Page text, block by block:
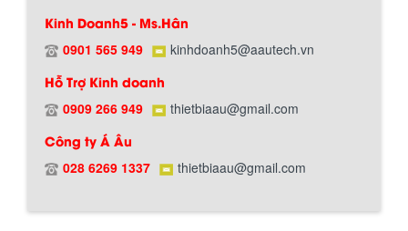
Kinh Doanh5 - Ms.Hân
0901 565 949 kinhdoanh5@aautech.vn
Hỗ Trợ Kinh doanh
0909 266 949 thietbiaau@gmail.com
Công ty Á Âu
028 6269 1337 thietbiaau@gmail.com
Máy trộn bột khô 500kg được thiết kế
thân bồn nằm ngang, với cánh trộn bột
xoay đảo thuận nghịch. Vật liệu...
MÁY TRỘN BỘT KHÔ 200KG
trộn các loại bột khô trong các ngành...